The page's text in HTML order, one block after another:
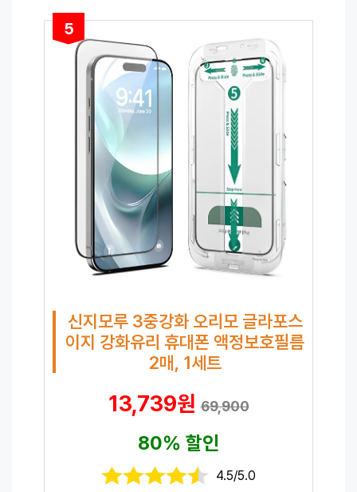
5
신지모루 3중강화 오리모 글라포스
이지 강화유리 휴대폰 액정보호필름
2매, 1세트
13,739원69,900
80% 할인
4.5/5.0